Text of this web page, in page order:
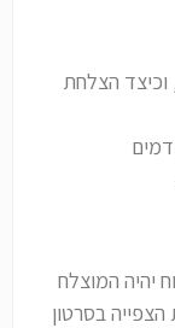
הצלחת
יהיה המוצלח
בסרטון